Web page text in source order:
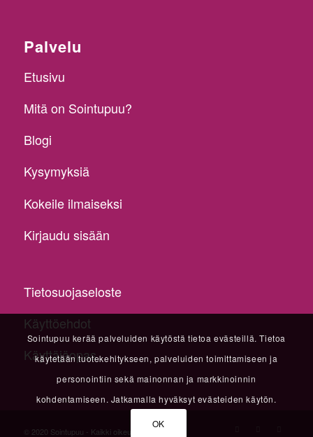
Palvelu
Etusivu
Mitä on Sointupuu?
Blogi
Kysymyksiä
Kokeile ilmaiseksi
Kirjaudu sisään
Tietosuojaseloste
Käyttöehdot
Käyttäjäopas
© 2020 Sointupuu - Kaikki oikeudet pidätetään
Sointupuu kerää palveluiden käytöstä tietoa evästeillä. Tietoa
käytetään tuotekehitykseen, palveluiden toimittamiseen ja
personointiin sekä mainonnan ja markkinoinnin
kohdentamiseen. Jatkamalla hyväksyt evästeiden käytön.
OK